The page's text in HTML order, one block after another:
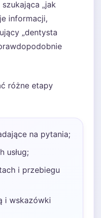
szukająca „jak
informacji,
„dentysta
różne etapy
na pytania;
usług;
i przebiegu
i wskazówki